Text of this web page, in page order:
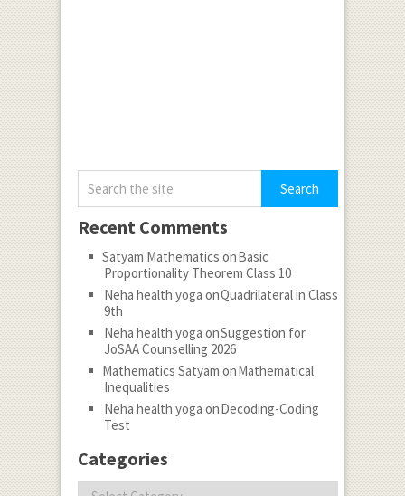
Recent Comments
Satyam Mathematics onBasic
Proportionality Theorem Class 10
Neha health yoga onQuadrilateral in Class
9th
Neha health yoga onSuggestion for
JoSAA Counselling 2026
Mathematics Satyam onMathematical
Inequalities
Neha health yoga onDecoding-Coding
Test
Categories